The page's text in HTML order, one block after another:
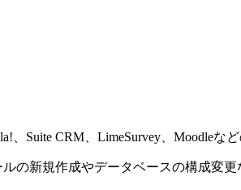
Suite CRM、LimeSurvey、Moodleな
の新規作成やデータベースの構成変